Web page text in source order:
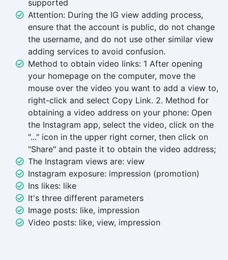
supported
Attention: During the IG view adding process,
ensure that the account is public, do not change
the username, and do not use other similar view
adding services to avoid confusion.
Method to obtain video links: 1 After opening
your homepage on the computer, move the
mouse over the video you want to add a view to,
right-click and select Copy Link. 2. Method for
obtaining a video address on your phone: Open
the Instagram app, select the video, click on the
"..." icon in the upper right corner, then click on
"Share" and paste it to obtain the video address;
The Instagram views are: view
Instagram exposure: impression (promotion)
Ins likes: like
It's three different parameters
Image posts: like, impression
Video posts: like, view, impression